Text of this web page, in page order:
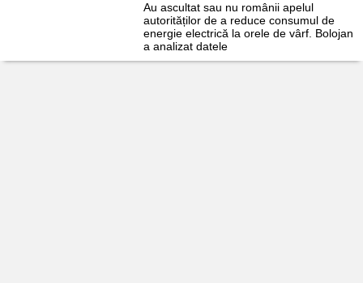
Au ascultat sau nu românii apelul
autorităților de a reduce consumul de
energie electrică la orele de vârf. Bolojan
a analizat datele